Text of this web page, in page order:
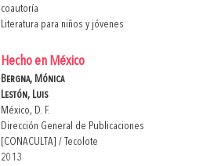
coautoría
Literatura para niños y jóvenes
Hecho en México
Bergna, Mónica
Lestón, Luis
México, D. F.
Dirección General de Publicaciones
[CONACULTA] / Tecolote
2013